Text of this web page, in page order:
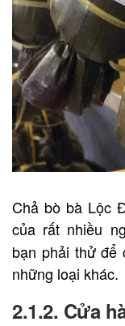
Chả bò bà Lộc
của rất nhiều
bạn phải thử để
những loại khác.
2.1.2. Cửa